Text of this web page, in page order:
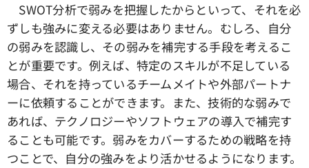
SWOT分析で弱みを把握したからといって、それを必
ずしも強みに変える必要はありません。むしろ、自分
の弱みを認識し、その弱みを補完する手段を考えるこ
とが重要です。例えば、特定のスキルが不足している
場合、それを持っているチームメイトや外部パートナ
ーに依頼することができます。また、技術的な弱みで
あれば、テクノロジーやソフトウェアの導入で補完す
ることも可能です。弱みをカバーするための戦略を持
つことで、自分の強みをより活かせるようになります。